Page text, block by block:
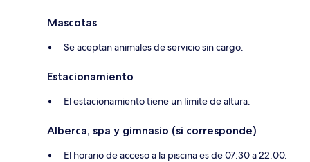
Mascotas
Se aceptan animales de servicio sin cargo.
Estacionamiento
El estacionamiento tiene un límite de altura.
Alberca, spa y gimnasio (si corresponde)
El horario de acceso a la piscina es de 07:30 a 22:00.